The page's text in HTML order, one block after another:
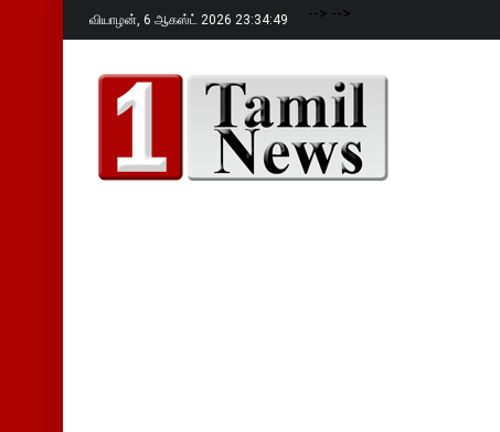
வியாழன், 6 ஆகஸ்ட் 2026 23:34:50 --> -->